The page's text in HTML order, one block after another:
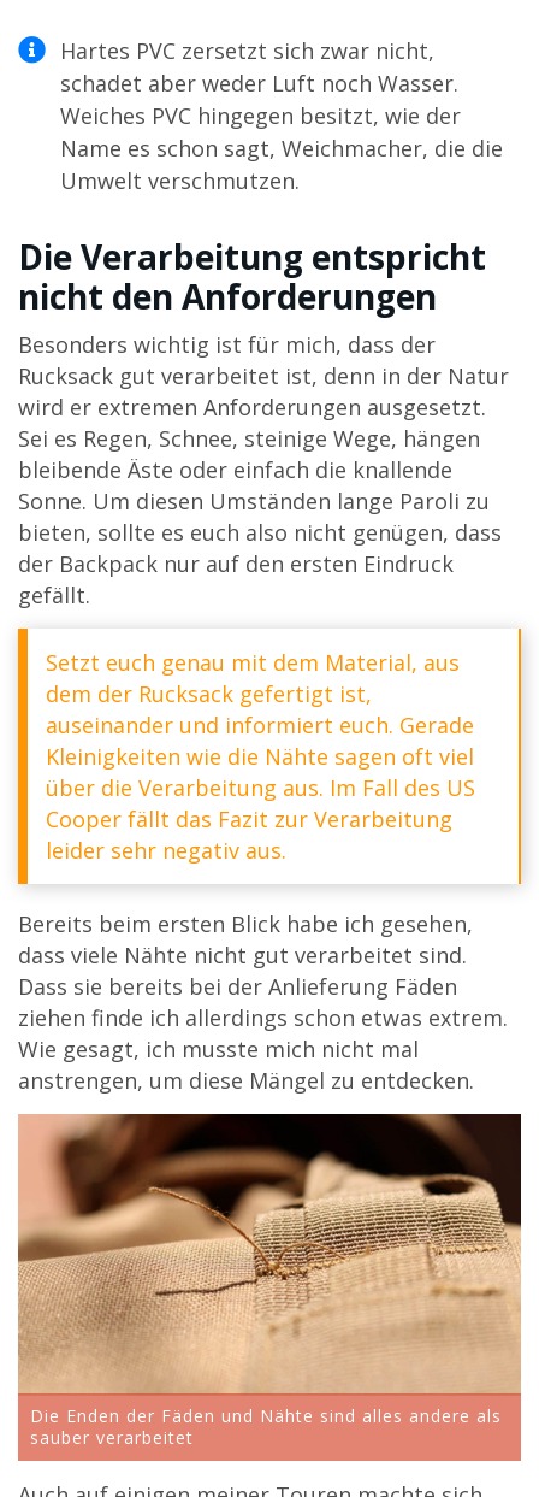
Hartes PVC zersetzt sich zwar nicht,
schadet aber weder Luft noch Wasser.
Weiches PVC hingegen besitzt, wie der
Name es schon sagt, Weichmacher, die die
Umwelt verschmutzen.
Die Verarbeitung entspricht
nicht den Anforderungen
Besonders wichtig ist für mich, dass der
Rucksack gut verarbeitet ist, denn in der Natur
wird er extremen Anforderungen ausgesetzt.
Sei es Regen, Schnee, steinige Wege, hängen
bleibende Äste oder einfach die knallende
Sonne. Um diesen Umständen lange Paroli zu
bieten, sollte es euch also nicht genügen, dass
der Backpack nur auf den ersten Eindruck
gefällt.
Setzt euch genau mit dem Material, aus
dem der Rucksack gefertigt ist,
auseinander und informiert euch. Gerade
Kleinigkeiten wie die Nähte sagen oft viel
über die Verarbeitung aus. Im Fall des US
Cooper fällt das Fazit zur Verarbeitung
leider sehr negativ aus.
Bereits beim ersten Blick habe ich gesehen,
dass viele Nähte nicht gut verarbeitet sind.
Dass sie bereits bei der Anlieferung Fäden
ziehen finde ich allerdings schon etwas extrem.
Wie gesagt, ich musste mich nicht mal
anstrengen, um diese Mängel zu entdecken.
Die Enden der Fäden und Nähte sind alles andere als
sauber verarbeitet